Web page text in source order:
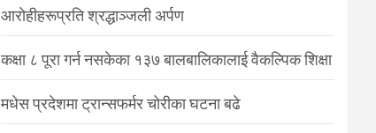
आरोहीहरूप्रति श्रद्धाञ्जली अर्पण
कक्षा ८ पूरा गर्न नसकेका १३७ बालबालिकालाई वैकल्पिक शिक्षा
मधेस प्रदेशमा ट्रान्सफर्मर चोरीका घटना बढे